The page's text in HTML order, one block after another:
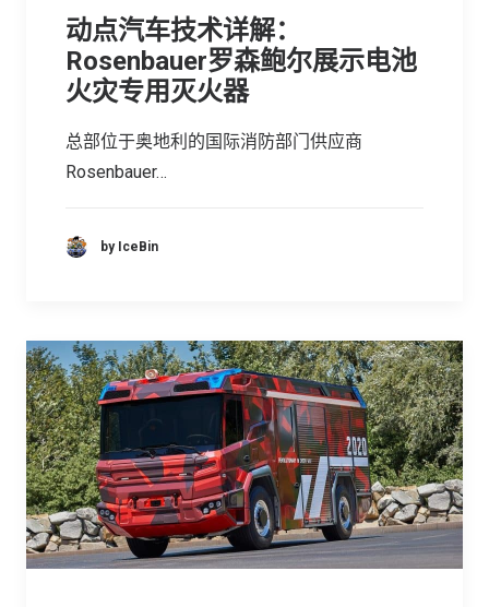
Search
动点汽车技术详解：
Rosenbauer罗森鲍尔展示电池
火灾专用灭火器
总部位于奥地利的国际消防部门供应商
Rosenbauer…
by IceBin